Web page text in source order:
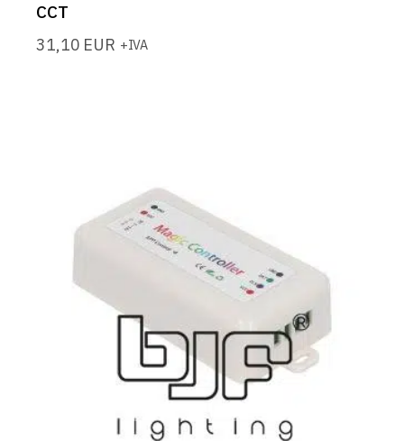
CCT
31,10 EUR +IVA